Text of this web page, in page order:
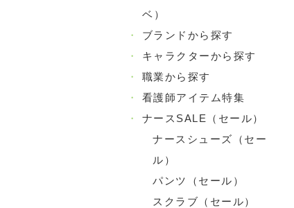
ベ）
・
ブランドから探す
・
キャラクターから探す
・
職業から探す
・
看護師アイテム特集
・
ナースSALE（セール）
ナースシューズ（セー
ル）
パンツ（セール）
スクラブ（セール）